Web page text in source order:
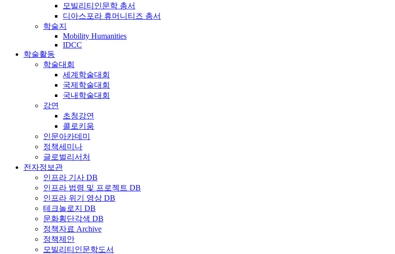
모빌리티인문학 총서
디아스포라 휴머니티즈 총서
학술지
Mobility Humanities
IDCC
학술활동
학술대회
세계학술대회
국제학술대회
국내학술대회
강연
초청강연
콜로키움
인문아카데미
정책세미나
글로벌리서처
전자정보관
인프라 기사 DB
인프라 법령 및 프로젝트 DB
인프라 위기 영상 DB
테크놀로지 DB
문화횡단각색 DB
정책자료 Archive
정책제안
모빌리티인문학도서